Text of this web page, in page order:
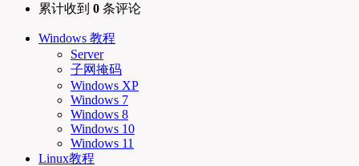
累计收到 0 条评论
Windows 教程
Server
子网掩码
Windows XP
Windows 7
Windows 8
Windows 10
Windows 11
Linux教程